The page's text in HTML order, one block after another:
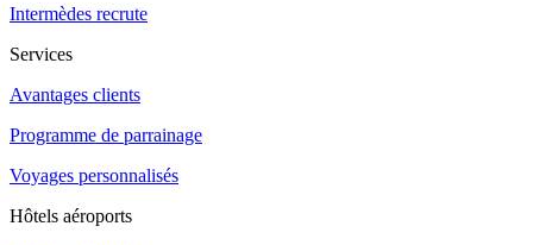
Intermèdes recrute
Services
Avantages clients
Programme de parrainage
Voyages personnalisés
Hôtels aéroports